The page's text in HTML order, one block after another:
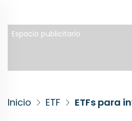
Espacio publicitario
Inicio ETF ETFs para